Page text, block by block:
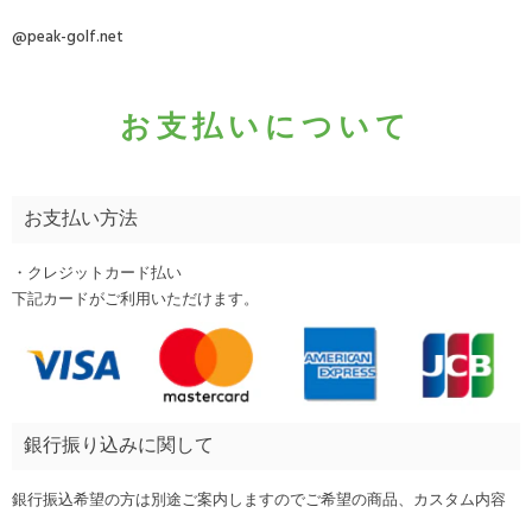
@peak-golf.net
お支払いについて
お支払い方法
・クレジットカード払い
下記カードがご利用いただけます。
銀行振り込みに関して
銀行振込希望の方は別途ご案内しますのでご希望の商品、カスタム内容